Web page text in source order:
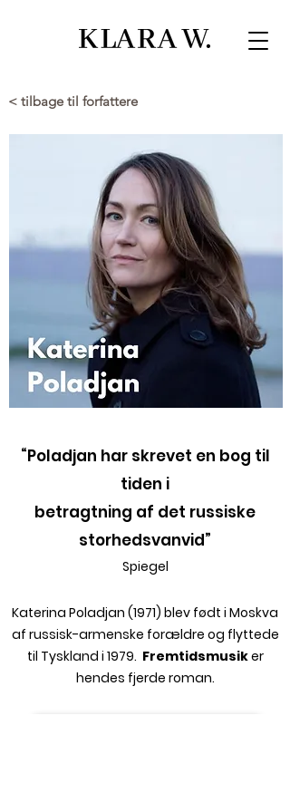
< tilbage til forfattere
“Poladjan har skrevet en bog til
tiden i
betragtning af det russiske
storhedsvanvid”
Spiegel
Katerina Poladjan (1971) blev født i Moskva
af russisk-armenske forældre og flyttede
til Tyskland i 1979. Fremtidsmusiker
hendes fjerde roman.